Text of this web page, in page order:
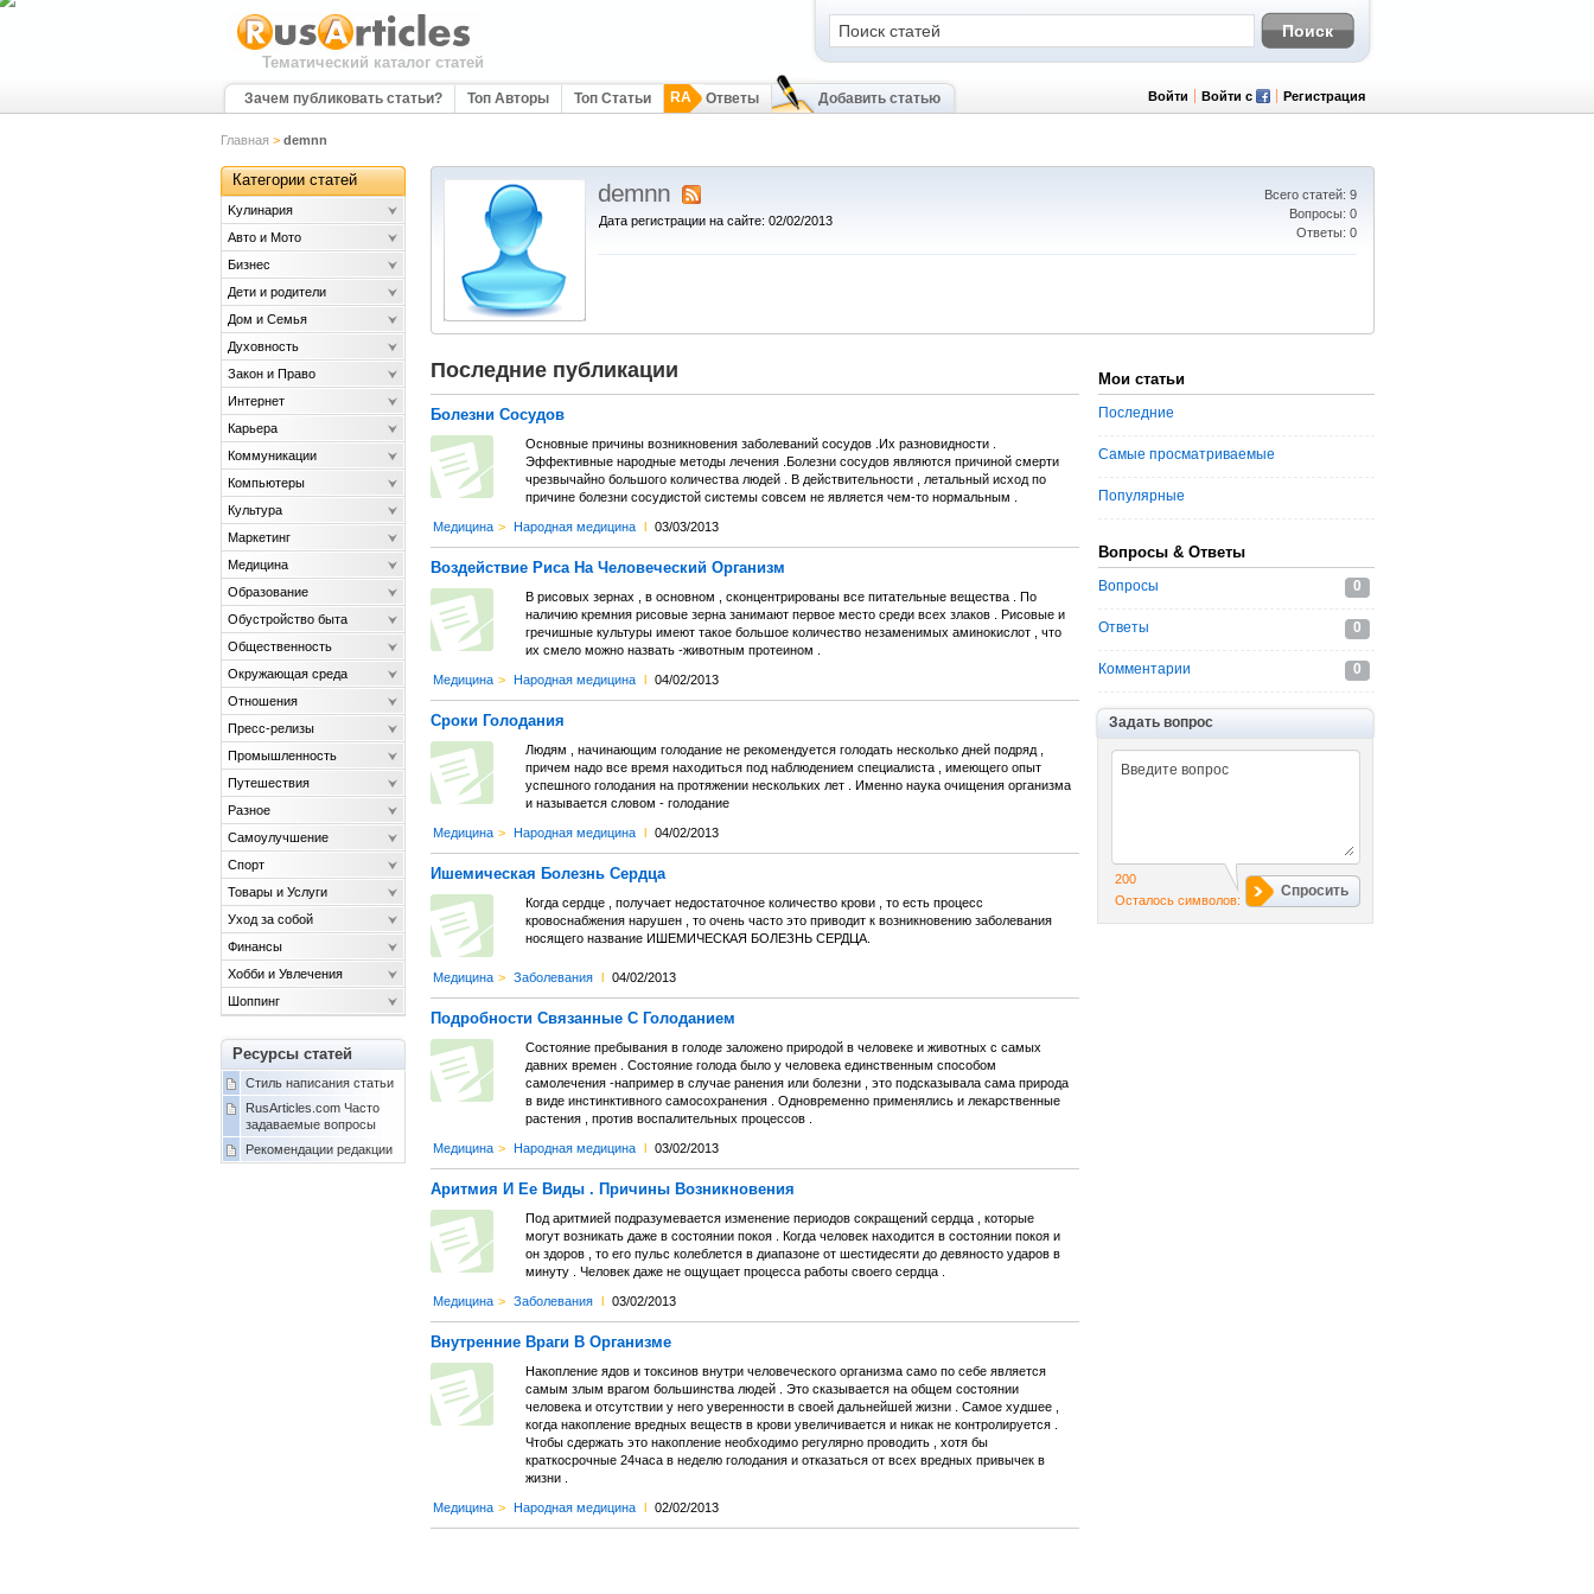
Тематический каталог статей
Зачем публиковать статьи? Топ Авторы Топ Статьи RA Ответы Добавить статью Войти Войти с Регистрация
Главная > demnn
demnn
Всего статей: 9
Вопросы: 0
Ответы: 0
Дата регистрации на сайте: 02/02/2013
Последние публикации
Болезни Сосудов
Основные причины возникновения заболеваний сосудов .Их разновидности .
Эффективные народные методы лечения .Болезни сосудов являются причиной смерти
чрезвычайно большого количества людей . В действительности , летальный исход по
причине болезни сосудистой системы совсем не является чем-то нормальным .
Медицина > Народная медицина l 03/03/2013
Воздействие Риса На Человеческий Организм
В рисовых зернах , в основном , сконцентрированы все питательные вещества . По
наличию кремния рисовые зерна занимают первое место среди всех злаков . Рисовые и
гречишные культуры имеют такое большое количество незаменимых аминокислот , что
их смело можно назвать -животным протеином .
Медицина > Народная медицина l 04/02/2013
Сроки Голодания
Людям , начинающим голодание не рекомендуется голодать несколько дней подряд ,
причем надо все время находиться под наблюдением специалиста , имеющего опыт
успешного голодания на протяжении нескольких лет . Именно наука очищения организма
и называется словом - голодание
Медицина > Народная медицина l 04/02/2013
Ишемическая Болезнь Сердца
Когда сердце , получает недостаточное количество крови , то есть процесс
кровоснабжения нарушен , то очень часто это приводит к возникновению заболевания
носящего название ИШЕМИЧЕСКАЯ БОЛЕЗНЬ СЕРДЦА.
Медицина > Заболевания l 04/02/2013
Подробности Связанные С Голоданием
Состояние пребывания в голоде заложено природой в человеке и животных с самых
давних времен . Состояние голода было у человека единственным способом
самолечения -например в случае ранения или болезни , это подсказывала сама природа
в виде инстинктивного самосохранения . Одновременно применялись и лекарственные
растения , против воспалительных процессов .
Медицина > Народная медицина l 03/02/2013
Аритмия И Ее Виды . Причины Возникновения
Под аритмией подразумевается изменение периодов сокращений сердца , которые
могут возникать даже в состоянии покоя . Когда человек находится в состоянии покоя и
он здоров , то его пульс колеблется в диапазоне от шестидесяти до девяносто ударов в
минуту . Человек даже не ощущает процесса работы своего сердца .
Медицина > Заболевания l 03/02/2013
Внутренние Враги В Организме
Накопление ядов и токсинов внутри человеческого организма само по себе является
самым злым врагом большинства людей . Это сказывается на общем состоянии
человека и отсутствии у него уверенности в своей дальнейшей жизни . Самое худшее ,
когда накопление вредных веществ в крови увеличивается и никак не контролируется .
Чтобы сдержать это накопление необходимо регулярно проводить , хотя бы
краткосрочные 24часа в неделю голодания и отказаться от всех вредных привычек в
жизни .
Медицина > Народная медицина l 02/02/2013
Мои статьи
Последние
Самые просматриваемые
Популярные
Вопросы & Ответы
Вопросы 0
Ответы 0
Комментарии 0
Задать вопрос
Спросить
200
Осталось символов:
Категории статей
Kулинария
Авто и Мото
Бизнес
Дети и родители
Дом и Семья
Духовность
Закон и Право
Интернет
Карьера
Коммуникации
Компьютеры
Культура
Маркетинг
Медицина
Образование
Обустройство быта
Общественность
Окружающая среда
Отношения
Пресс-релизы
Промышленность
Путешествия
Разное
Самоулучшение
Спорт
Товары и Услуги
Уход за собой
Финансы
Хобби и Увлечения
Шоппинг
Ресурсы статей
Стиль написания статьи
RusArticles.com Часто
задаваемые вопросы
Рекомендации редакции